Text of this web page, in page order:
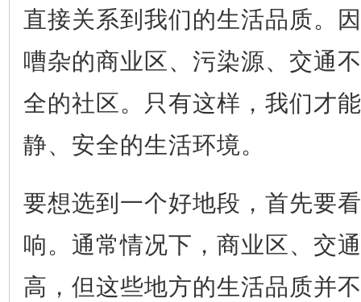
直接关系到我们的生活品质。
嘈杂的商业区、污染源、交通
全的社区。只有这样，我们才
静、安全的生活环境。
要想选到一个好地段，首先要
响。通常情况下，商业区、交
高，但这些地方的生活品质并